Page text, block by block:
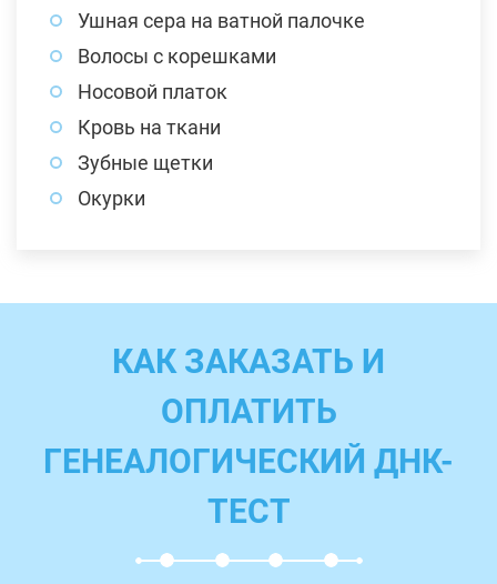
Ушная сера на ватной палочке
Волосы с корешками
Носовой платок
Кровь на ткани
Зубные щетки
Окурки
КАК ЗАКАЗАТЬ И
ОПЛАТИТЬ
ГЕНЕАЛОГИЧЕСКИЙ ДНК-
ТЕСТ